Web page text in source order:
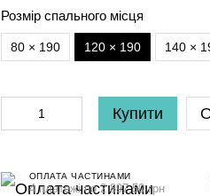
Розмір спального місця
80 × 190 120 × 190 140 ×
Купити
ОПЛАТА ЧАСТИНАМИ
4 платежі по 2 897.50 грн